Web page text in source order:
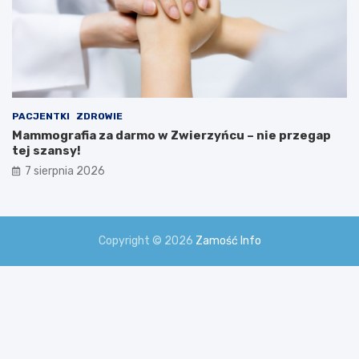
PACJENTKI ZDROWIE
Mammografia za darmo w Zwierzyńcu – nie przegap
tej szansy!
7 sierpnia 2026
Copyright © 2026 Zamość Info